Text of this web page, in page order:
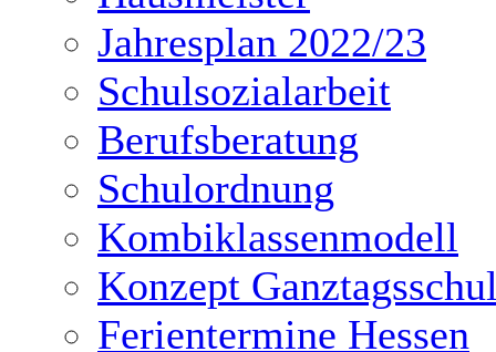
Jahresplan 2022/23
Schulsozialarbeit
Berufsberatung
Schulordnung
Kombiklassenmodell
Konzept
Ferientermine Hessen